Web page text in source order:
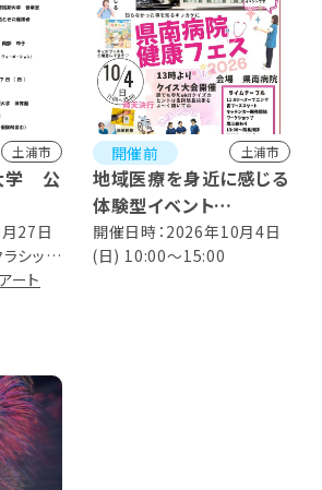
土浦市
学 公
27日
シック
ボー
ート
開催前 土浦市
地域医療を身近に感じる
体験型イベント
県南病院健康フェス
開催日時：2026年10月4日
(日) 10:00～15:00